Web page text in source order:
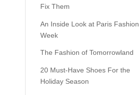
Fix Them
An Inside Look at Paris Fashion
Week
The Fashion of Tomorrowland
20 Must-Have Shoes For the
Holiday Season